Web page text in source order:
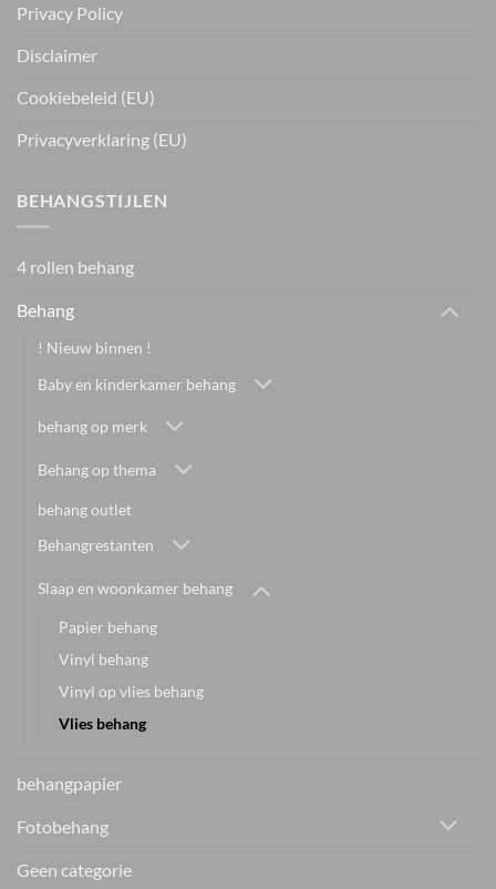
Privacy Policy
Disclaimer
Cookiebeleid (EU)
Privacyverklaring (EU)
BEHANGSTIJLEN
4 rollen behang
Behang
! Nieuw binnen !
Baby en kinderkamer behang
behang op merk
Behang op thema
behang outlet
Behangrestanten
Slaap en woonkamer behang
Papier behang
Vinyl behang
Vinyl op vlies behang
Vlies behang
behangpapier
Fotobehang
Geen categorie